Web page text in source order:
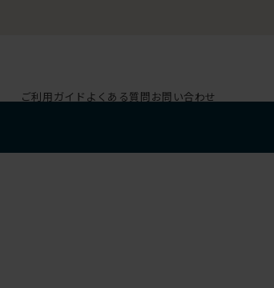
ご利用ガイド よくある質問お問い合わせ